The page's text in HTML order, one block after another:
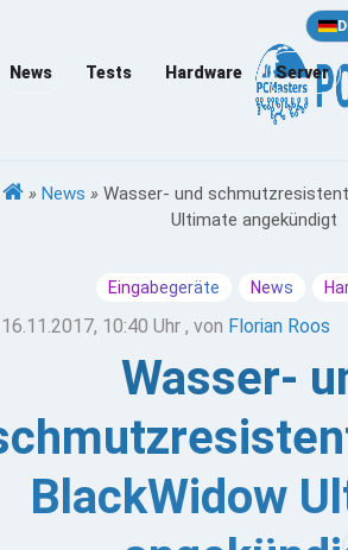
News Tests Hardware Server
» News » Wasser- und
Ultimate angekündigt
Eingabegeräte News
16.11.2017, 10:40 Uhr , von Florian Roos
Wasser-
BlackWidow